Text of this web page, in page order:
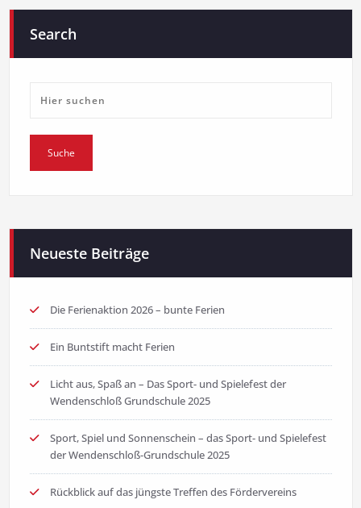
Search
Neueste Beiträge
Die Ferienaktion 2026 – bunte Ferien
Ein Buntstift macht Ferien
Licht aus, Spaß an – Das Sport- und Spielefest der
Wendenschloß Grundschule 2025
Sport, Spiel und Sonnenschein – das Sport- und Spielefest
der Wendenschloß-Grundschule 2025
Rückblick auf das jüngste Treffen des Fördervereins